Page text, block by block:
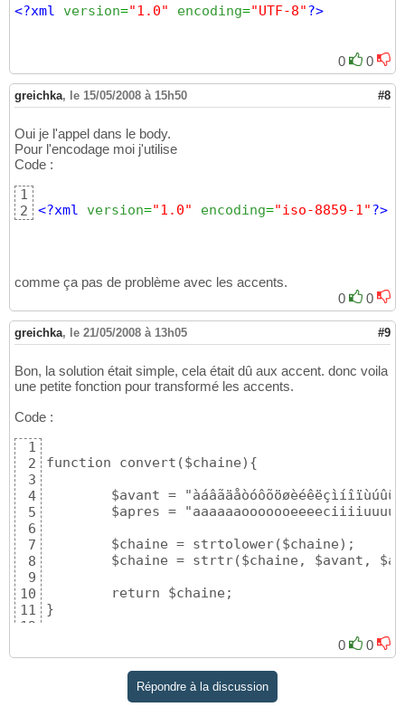
<?xml version="1.0" encoding="UTF-8"?>
0 0
greichka, le 15/05/2008 à 15h50 #8
Oui je l'appel dans le body.
Pour l'encodage moi j'utilise
Code :
1
2
<?xml version="1.0" encoding="iso-8859-1"?>
comme ça pas de problème avec les accents.
0
0
greichka, le 21/05/2008 à 13h05 #9
Bon, la solution était simple, cela était dû aux accent. donc voila
une petite fonction pour transformé les accents.
Code :
1
2
3
4
5
6
7
8
9
10
11
12
14
function convert($chaine){
}
$row['adresse'] = convert($row['adresse']);
0 0
Répondre à la discussion